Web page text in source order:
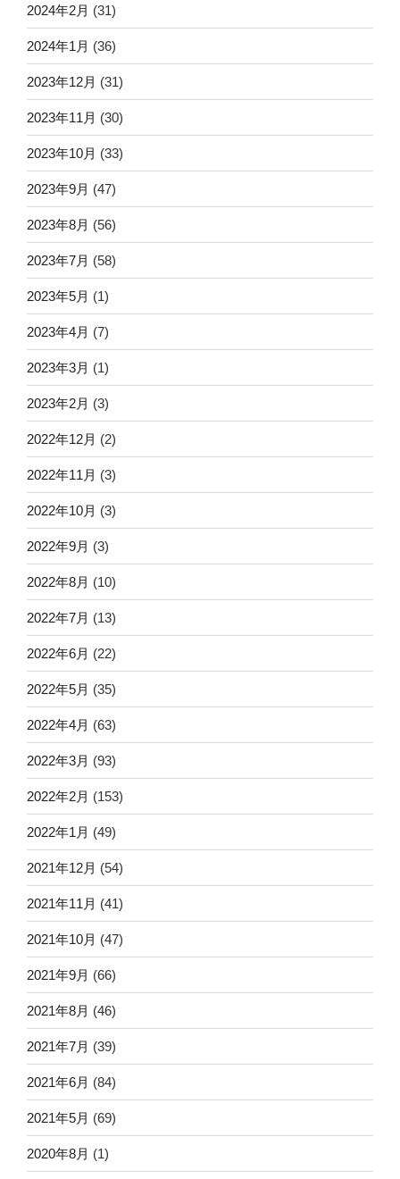
2024年2月 (31)
2024年1月 (36)
2023年12月 (31)
2023年11月 (30)
2023年10月 (33)
2023年9月 (47)
2023年8月 (56)
2023年7月 (58)
2023年5月 (1)
2023年4月 (7)
2023年3月 (1)
2023年2月 (3)
2022年12月 (2)
2022年11月 (3)
2022年10月 (3)
2022年9月 (3)
2022年8月 (10)
2022年7月 (13)
2022年6月 (22)
2022年5月 (35)
2022年4月 (63)
2022年3月 (93)
2022年2月 (153)
2022年1月 (49)
2021年12月 (54)
2021年11月 (41)
2021年10月 (47)
2021年9月 (66)
2021年8月 (46)
2021年7月 (39)
2021年6月 (84)
2021年5月 (69)
2020年8月 (1)